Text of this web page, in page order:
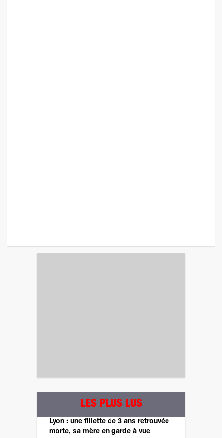
LES PLUS LUS
Lyon : une fillette de 3 ans retrouvée
morte, sa mère en garde à vue